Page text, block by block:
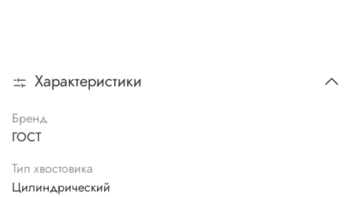
Характеристики
Бренд
ГОСТ
Тип хвостовика
Цилиндрический